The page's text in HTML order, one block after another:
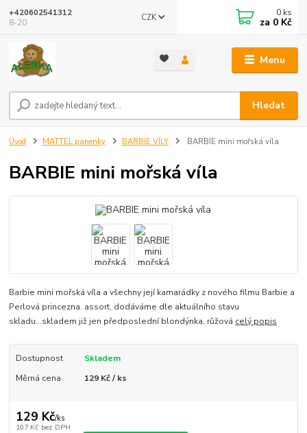
Menu
CZK
Hledat
+420602541312
8-20
0 ks
za 0 Kč
Úvod MATTEL panenky BARBIE VÍLY BARBIE mini mořská víla
BARBIE mini mořská víla
Barbie mini mořská víla a všechny její kamarádky z nového filmu Barbie a
Perlová princezna. assort, dodáváme dle aktuálního stavu
skladu...skladem již jen předposlední blondýnka, růžová celý popis
Dostupnost
Skladem
Měrná cena
129 Kč / ks
129 Kč/ks
107 Kč bez DPH